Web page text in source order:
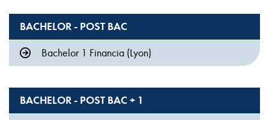
BACHELOR - POST BAC
Bachelor 1 Financia (Lyon)
BACHELOR - POST BAC + 1